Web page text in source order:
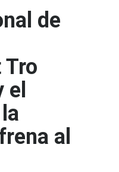
de
al